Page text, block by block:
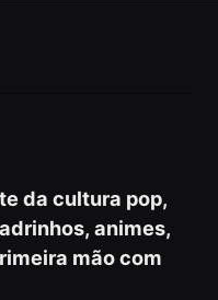
da cultura pop,
animes,
mão com